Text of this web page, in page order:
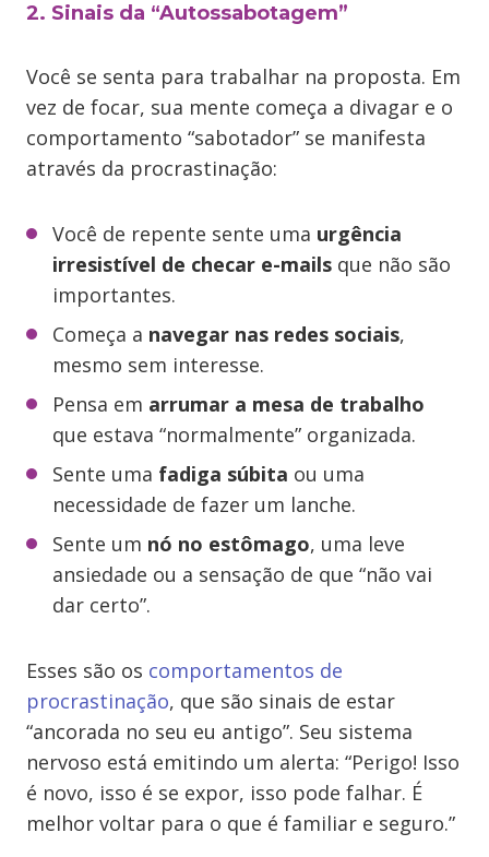
2. Sinais da “Autossabotagem”
Você se senta para trabalhar na proposta. Em
vez de focar, sua mente começa a divagar e o
comportamento “sabotador” se manifesta
através da procrastinação:
Você de repente sente uma urgência
irresistível de checar e-mails que não são
importantes.
Começa a navegar nas redes sociais,
mesmo sem interesse.
Pensa em arrumar a mesa de trabalho
que estava “normalmente” organizada.
Sente uma fadiga súbita ou uma
necessidade de fazer um lanche.
Sente um nó no estômago, uma leve
ansiedade ou a sensação de que “não vai
dar certo”.
Esses são os comportamentos de
procrastinação, que são sinais de estar
“ancorada no seu eu antigo”. Seu sistema
nervoso está emitindo um alerta: “Perigo! Isso
é novo, isso é se expor, isso pode falhar. É
melhor voltar para o que é familiar e seguro.”